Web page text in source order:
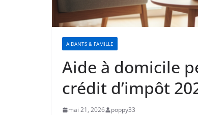
AIDANTS & FAMILLE
Aide à domicile
crédit d’impôt
mai 21, 2026 poppy33